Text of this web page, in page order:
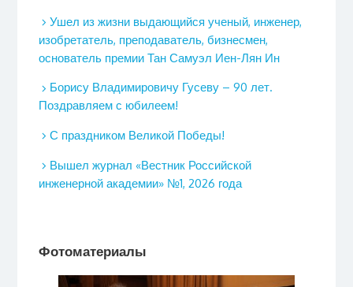
Ушел из жизни выдающийся ученый, инженер,
изобретатель, преподаватель, бизнесмен,
основатель премии Тан Самуэл Иен-Лян Ин
Борису Владимировичу Гусеву – 90 лет.
Поздравляем с юбилеем!
С праздником Великой Победы!
Вышел журнал «Вестник Российской
инженерной академии» №1, 2026 года
Фотоматериалы